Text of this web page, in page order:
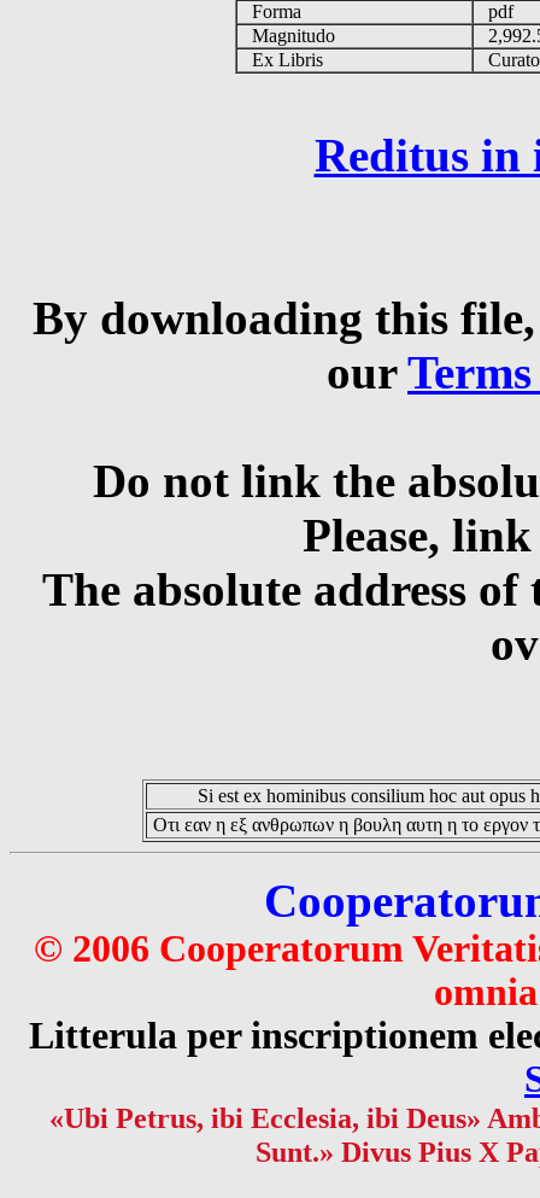
Forma
pdf
Magnitudo
Ex Libris
Reditus in
By downloading this
our
Do not link the
Please,
The absolute address
Si est ex hominibus consilium hoc aut opus
Οτι εαν η εξ ανθρωπων η βουλη αυτη η το εργον
© 2006 Cooperatorum
Litterula per inscriptionem
«Ubi Petrus, ibi Ecclesia, ibi Deus»
Sunt.» Divus Pius X